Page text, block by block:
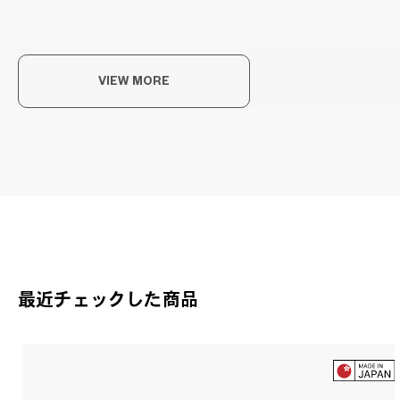
VIEW MORE
最近チェックした商品